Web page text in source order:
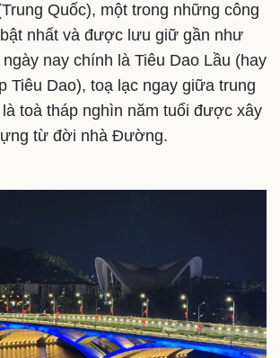
Quốc), một trong những công
nhất và được lưu giữ gần như
nay chính là Tiêu Dao Lầu (hay
Tiêu Dao), toạ lạc ngay giữa trung
toà tháp nghìn năm tuổi được xây
từ đời nhà Đường.